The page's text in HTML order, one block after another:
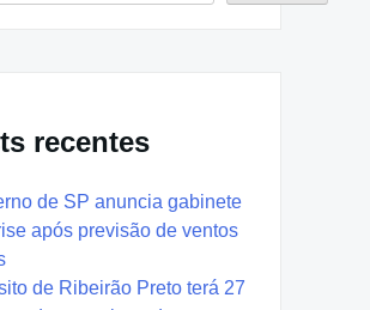
recentes
de SP anuncia gabinete
após previsão de ventos
de Ribeirão Preto terá 27